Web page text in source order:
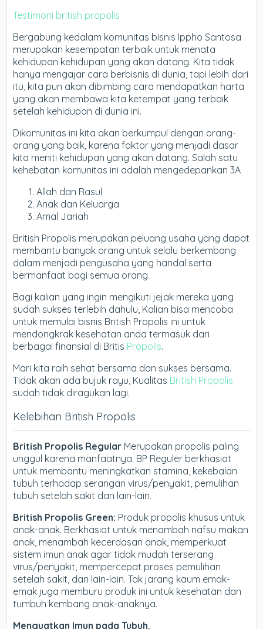
Testimoni british propolis
Bergabung kedalam komunitas bisnis Ippho Santosa
merupakan kesempatan terbaik untuk menata
kehidupan kehidupan yang akan datang. Kita tidak
hanya mengajar cara berbisnis di dunia, tapi lebih dari
itu, kita pun akan dibimbing cara mendapatkan harta
yang akan membawa kita ketempat yang terbaik
setelah kehidupan di dunia ini.
Dikomunitas ini kita akan berkumpul dengan orang-
orang yang baik, karena faktor yang menjadi dasar
kita meniti kehidupan yang akan datang. Salah satu
kehebatan komunitas ini adalah mengedepankan 3A
Allah dan Rasul
Anak dan Keluarga
Amal Jariah
British Propolis merupakan peluang usaha yang dapat
membantu banyak orang untuk selalu berkembang
dalam menjadi pengusaha yang handal serta
bermanfaat bagi semua orang.
Bagi kalian yang ingin mengikuti jejak mereka yang
sudah sukses terlebih dahulu, Kalian bisa mencoba
untuk memulai bisnis British Propolis ini untuk
mendongkrak kesehatan anda termasuk dari
berbagai finansial di Britis Propolis.
Mari kita raih sehat bersama dan sukses bersama.
Tidak akan ada bujuk rayu, Kualitas British Propolis
sudah tidak diragukan lagi.
Kelebihan British Propolis
British Propolis Regular Merupakan propolis paling
unggul karena manfaatnya. BP Reguler berkhasiat
untuk membantu meningkatkan stamina, kekebalan
tubuh terhadap serangan virus/penyakit, pemulihan
tubuh setelah sakit dan lain-lain.
British Propolis Green: Produk propolis khusus untuk
anak-anak. Berkhasiat untuk menambah nafsu makan
anak, menambah kecerdasan anak, memperkuat
sistem imun anak agar tidak mudah terserang
virus/penyakit, mempercepat proses pemulihan
setelah sakit, dan lain-lain. Tak jarang kaum emak-
emak juga memburu produk ini untuk kesehatan dan
tumbuh kembang anak-anaknya.
Menguatkan Imun pada Tubuh.